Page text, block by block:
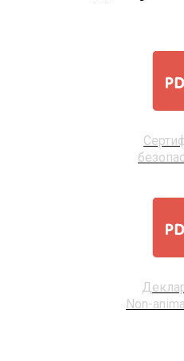
Non-